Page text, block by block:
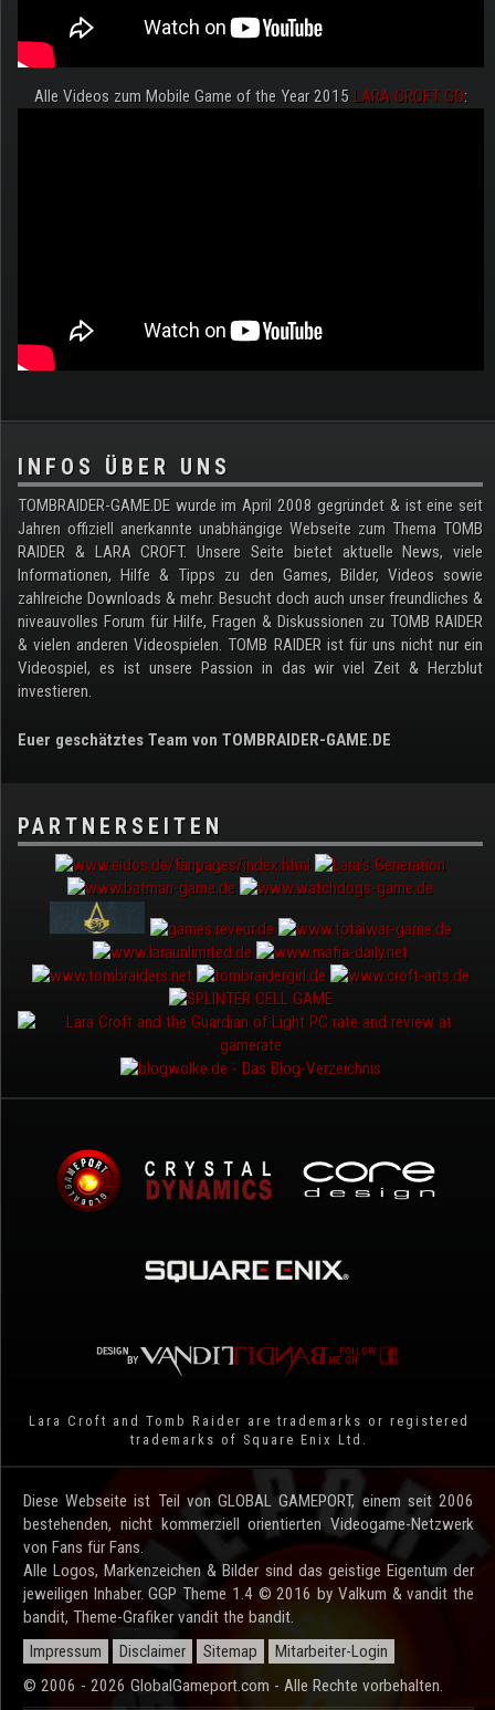
Alle Videos zum Mobile Game of the Year 2015 LARA CROFT GO:
.
INFOS ÜBER UNS
TOMBRAIDER-GAME.DE wurde im April 2008 gegründet & ist eine seit
Jahren offiziell anerkannte unabhängige Webseite zum Thema TOMB
RAIDER & LARA CROFT. Unsere Seite bietet aktuelle News, viele
Informationen, Hilfe & Tipps zu den Games, Bilder, Videos sowie
zahlreiche Downloads & mehr. Besucht doch auch unser freundliches &
niveauvolles Forum für Hilfe, Fragen & Diskussionen zu TOMB RAIDER
& vielen anderen Videospielen. TOMB RAIDER ist für uns nicht nur ein
Videospiel, es ist unsere Passion in das wir viel Zeit & Herzblut
investieren.
Euer geschätztes Team von TOMBRAIDER-GAME.DE
PARTNERSEITEN
Lara Croft and Tomb Raider are trademarks or registered
trademarks of Square Enix Ltd.
Diese Webseite ist Teil von GLOBAL GAMEPORT, einem seit 2006
bestehenden, nicht kommerziell orientierten Videogame-Netzwerk
von Fans für Fans.
Alle Logos, Markenzeichen & Bilder sind das geistige Eigentum der
jeweiligen Inhaber. GGP Theme 1.4 © 2016 by Valkum & vandit the
bandit, Theme-Grafiker vandit the bandit.
Impressum
Disclaimer Sitemap
Mitarbeiter-Login
© 2006 - 2026 GlobalGameport.com - Alle Rechte vorbehalten.